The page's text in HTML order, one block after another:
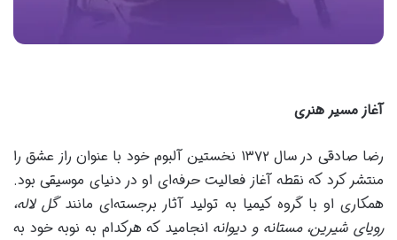
آغاز مسیر هنری
رضا صادقی در سال ۱۳۷۲ نخستین آلبوم خود با عنوان راز عشق را
منتشر کرد که نقطه آغاز فعالیت حرفه‌ای او در دنیای موسیقی بود.
همکاری او با گروه کیمیا به تولید آثار برجسته‌ای مانندگل لاله،
رویای شیرین، مستانه و دیوانه انجامید که هرکدام به نوبه خود به